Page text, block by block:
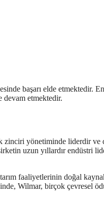
başarı elde etmektedir.
etmektedir.
yönetiminde liderdir ve
uzun yıllardır endüstri
faaliyetlerinin doğal
Wilmar, birçok çevresel